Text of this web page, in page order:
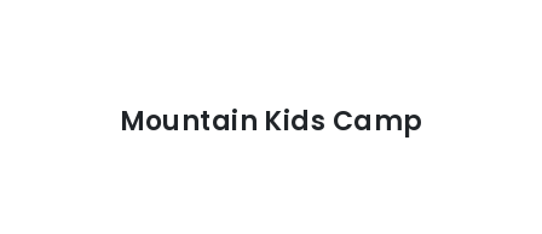
Mountain Kids Camp